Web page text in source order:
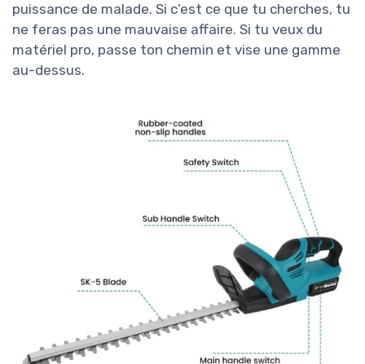
puissance de malade. Si c’est ce que tu cherches, tu
ne feras pas une mauvaise affaire. Si tu veux du
matériel pro, passe ton chemin et vise une gamme
au-dessus.